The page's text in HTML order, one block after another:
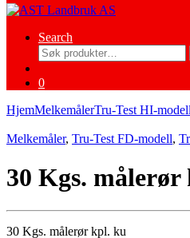
Search
Søk
etter:
0
HjemMelkemålerTru-Test HI-modell
Melkemåler, Tru-Test FD-modell,
30 Kgs.
30 Kgs. målerør kpl. ku